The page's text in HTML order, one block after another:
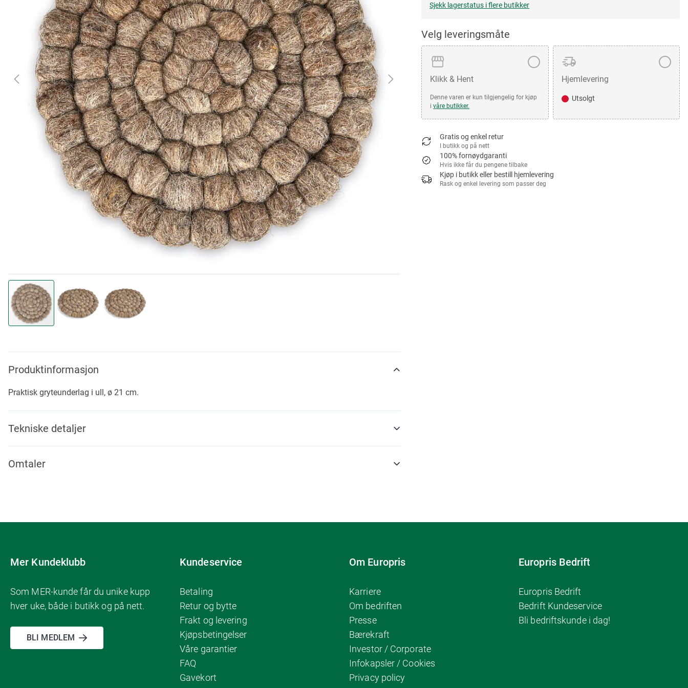
Sjekk lagerstatus i flere butikker
Velg leveringsmåte
Klikk & Hent
Denne varen er kun tilgjengelig for kjøp
ivåre butikker.
Hjemlevering
Utsolgt
Gratis og enkel retur
I butikk og på nett
100% fornøydgaranti
Hvis ikke får du pengene tilbake
Kjøp i butikk eller bestill hjemlevering
Rask og enkel levering som passer deg
the
beginning
the
gallery
Produktinformasjon
Praktisk gryteunderlag i ull, ø 21 cm.
Tekniske detaljer
Omtaler
Mer Kundeklubb
Som MER-kunde får du unike kupp
hver uke, både i butikk og på nett.
BLI MEDLEM
Kundeservice
Betaling
Retur og bytte
Frakt og levering
Kjøpsbetingelser
Våre garantier
FAQ
Gavekort
Om Europris
Karriere
Om bedriften
Presse
Bærekraft
Investor / Corporate
Infokapsler / Cookies
Privacy policy
Europris Bedrift
Europris Bedrift
Bedrift Kundeservice
Bli bedriftskunde i dag!